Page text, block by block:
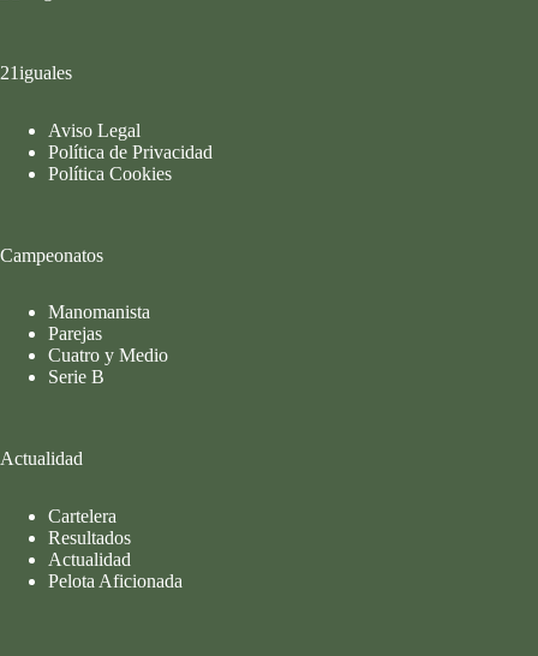
21iguales
Aviso Legal
Política de Privacidad
Política Cookies
Campeonatos
Manomanista
Parejas
Cuatro y Medio
Serie B
Actualidad
Cartelera
Resultados
Actualidad
Pelota Aficionada